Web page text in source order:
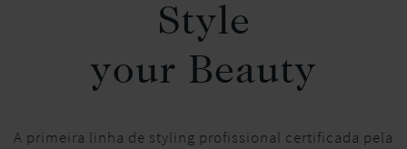
Style
your Beauty
A primeira linha de styling profissional certificada pela